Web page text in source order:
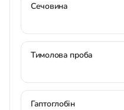
Сечовина
Тимолова проба
Гаптоглобін